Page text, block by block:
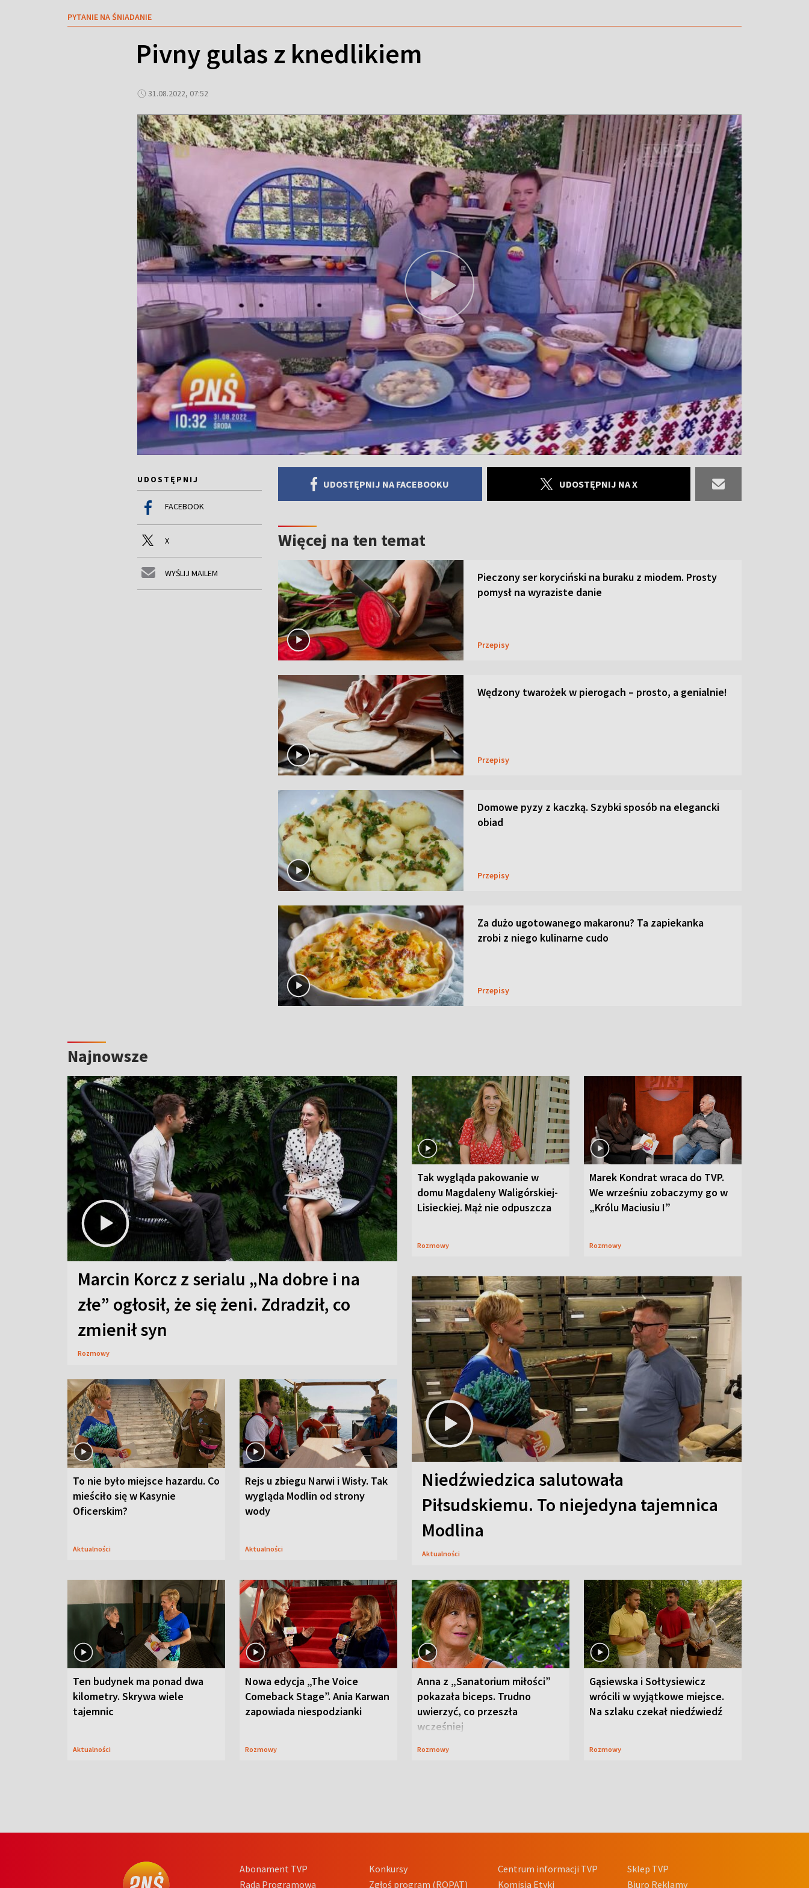
PYTANIE NA ŚNIADANIE
Pivny gulas z knedlikiem
31.08.2022, 07:52
UDOSTĘPNIJ
FACEBOOK
X
WYŚLIJ MAILEM
UDOSTĘPNIJ NA FACEBOOKU UDOSTĘPNIJ NA X
Więcej na ten temat
Pieczony ser koryciński na buraku z miodem. Prosty
pomysł na wyraziste danie
Przepisy
Wędzony twarożek w pierogach – prosto, a genialnie!
Przepisy
Domowe pyzy z kaczką. Szybki sposób na elegancki
obiad
Przepisy
Za dużo ugotowanego makaronu? Ta zapiekanka
zrobi z niego kulinarne cudo
Przepisy
Najnowsze
Marcin Korcz z serialu „Na dobre i na
złe” ogłosił, że się żeni. Zdradził, co
zmienił syn
Rozmowy
Tak wygląda pakowanie w
domu Magdaleny Waligórskiej-
Lisieckiej. Mąż nie odpuszcza
Rozmowy
Marek Kondrat wraca do TVP.
We wrześniu zobaczymy go w
„Królu Maciusiu I”
Rozmowy
To nie było miejsce hazardu. Co
mieściło się w Kasynie
Oficerskim?
Aktualności
Rejs u zbiegu Narwi i Wisły. Tak
wygląda Modlin od strony
wody
Aktualności
Niedźwiedzica salutowała
Piłsudskiemu. To niejedyna tajemnica
Modlina
Aktualności
Ten budynek ma ponad dwa
kilometry. Skrywa wiele
tajemnic
Aktualności
Nowa edycja „The Voice
Comeback Stage”. Ania Karwan
zapowiada niespodzianki
Rozmowy
Anna z „Sanatorium miłości”
pokazała biceps. Trudno
uwierzyć, co przeszła
wcześniej
Rozmowy
Gąsiewska i Sołtysiewicz
wrócili w wyjątkowe miejsce.
Na szlaku czekał niedźwiedź
Rozmowy
Abonament TVP
Rada Programowa
Konkursy
Zgłoś program (ROPAT)
Centrum informacji TVP
Komisja Etyki
Sklep TVP
Biuro Reklamy